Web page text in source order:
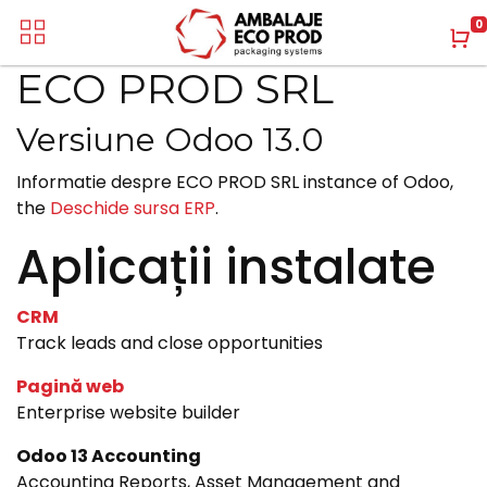
0
ECO PROD SRL
Versiune Odoo 13.0
Informatie despre ECO PROD SRL instance of Odoo,
the Deschide sursa ERP.
Aplicații instalate
CRM
Track leads and close opportunities
Pagină web
Enterprise website builder
Odoo 13 Accounting